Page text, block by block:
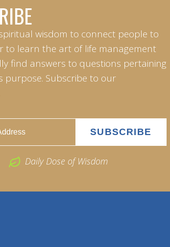
wisdom to connect people to
to learn the art of life management
find answers to questions pertaining
purpose. Subscribe to our
Daily Dose of Wisdom